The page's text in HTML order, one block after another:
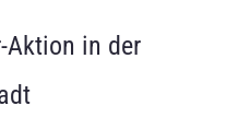
Aktion in der